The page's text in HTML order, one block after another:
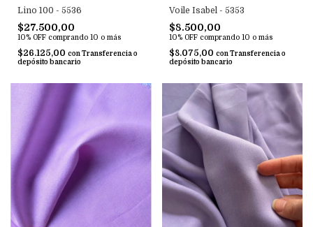
Lino 100 - 5536
$27.500,00
10% OFF comprando 10 o más
$26.125,00 con Transferencia o
depósito bancario
Voile Isabel - 5353
$8.500,00
10% OFF comprando 10 o más
$8.075,00 con Transferencia o
depósito bancario